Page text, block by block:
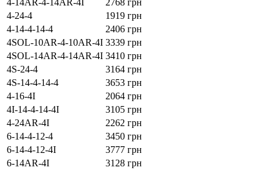
4-14AR-4-14AR-4І
2768 грн
4-24-4
1919 грн
4-14-4-14-4
2406 грн
4SOL-10AR-4-10AR-4I 3339 грн
4SOL-14AR-4-14AR-4I 3410 грн
4S-24-4
3164 грн
4S-14-4-14-4
3653 грн
4-16-4I
2064 грн
4I-14-4-14-4I
3105 грн
4-24AR-4I
2262 грн
6-14-4-12-4
3450 грн
6-14-4-12-4I
3777 грн
6-14AR-4I
3128 грн